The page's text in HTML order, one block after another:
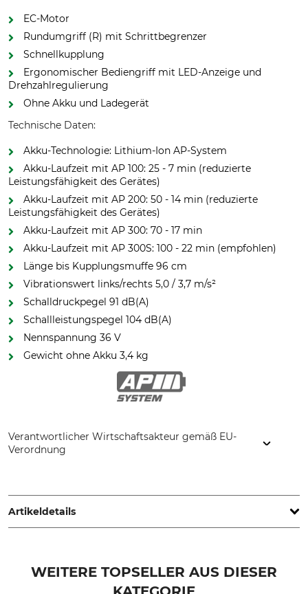
EC-Motor
Rundumgriff (R) mit Schrittbegrenzer
Schnellkupplung
Ergonomischer Bediengriff mit LED-Anzeige und
Drehzahlregulierung
Ohne Akku und Ladegerät
Technische Daten:
Akku-Technologie: Lithium-Ion AP-System
Akku-Laufzeit mit AP 100: 25 - 7 min (reduzierte
Leistungsfähigkeit des Gerätes)
Akku-Laufzeit mit AP 200: 50 - 14 min (reduzierte
Leistungsfähigkeit des Gerätes)
Akku-Laufzeit mit AP 300: 70 - 17 min
Akku-Laufzeit mit AP 300S: 100 - 22 min (empfohlen)
Länge bis Kupplungsmuffe 96 cm
Vibrationswert links/rechts 5,0 / 3,7 m/s²
Schalldruckpegel 91 dB(A)
Schallleistungspegel 104 dB(A)
Nennspannung 36 V
Gewicht ohne Akku 3,4 kg
Verantwortlicher Wirtschaftsakteur gemäß EU-
Verordnung
64807 Dieburg, Germany, www.stihl.de
Artikeldetails
Produkttyp
WEITERE TOPSELLER AUS DIESER